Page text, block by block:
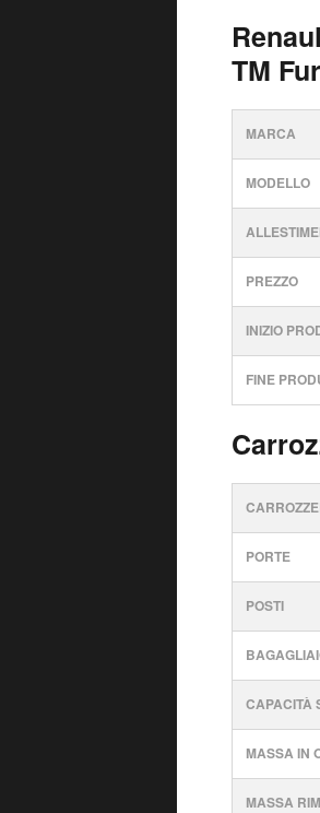
TM
MARCA
MODELLO
PREZZO
INIZIO
FINE
PORTE
POSTI
CAPACITÀ
MASSA IN
MASSA